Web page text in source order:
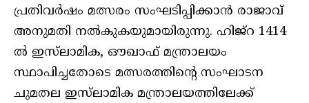
പ്രതിവര്‍ഷം മത്സരം സംഘടിപ്പിക്കാന്‍ രാജാവ്
അനുമതി നല്‍കുകയുമായിരുന്നു. ഹിജ്‌റ 1414
ല്‍ ഇസ്‌ലാമിക, ഔഖാഫ് മന്ത്രാലയം
സ്ഥാപിച്ചതോടെ മത്സരത്തിന്റെ സംഘാടന
ചുമതല ഇസ്‌ലാമിക മന്ത്രാലയത്തിലേക്ക്